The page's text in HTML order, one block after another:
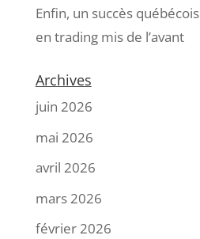
Enfin, un succès québécois
en trading mis de l’avant
Archives
juin 2026
mai 2026
avril 2026
mars 2026
février 2026